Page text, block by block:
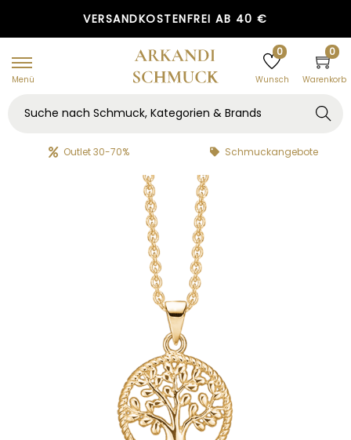
GRATIS GESCHENKVERPACKUNG
VERSANDKOSTENFREI AB 40 €
Menü
0
Wunsch
0
Warenkorb
Searc
Outlet 30-70% Schmuckangebote